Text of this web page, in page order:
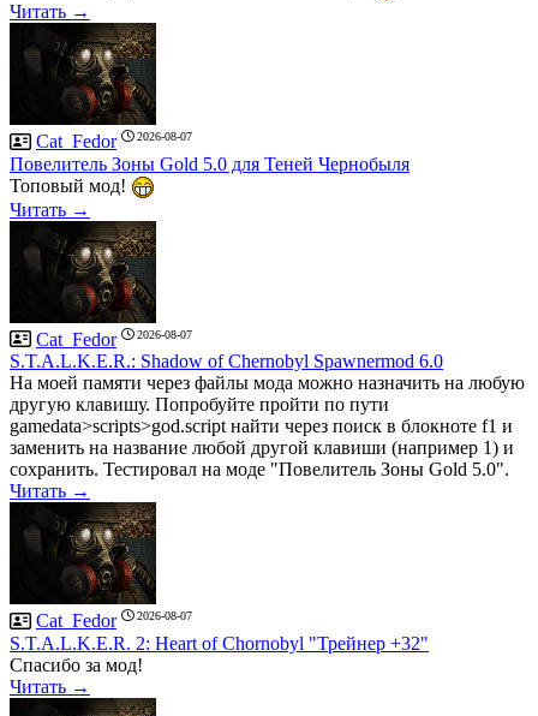
Читать →
Cat_Fedor 2026-08-07
Повелитель Зоны Gold 5.0 для Теней Чернобыля
Топовый мод!
Читать →
Cat_Fedor 2026-08-07
S.T.A.L.K.E.R.: Shadow of Chernobyl Spawnermod 6.0
На моей памяти через файлы мода можно назначить на любую
другую клавишу. Попробуйте пройти по пути
gamedata>scripts>god.script найти через поиск в блокноте f1 и
заменить на название любой другой клавиши (например 1) и
сохранить. Тестировал на моде "Повелитель Зоны Gold 5.0".
Читать →
Cat_Fedor 2026-08-07
S.T.A.L.K.E.R. 2: Heart of Chornobyl "Трейнер +32"
Спасибо за мод!
Читать →